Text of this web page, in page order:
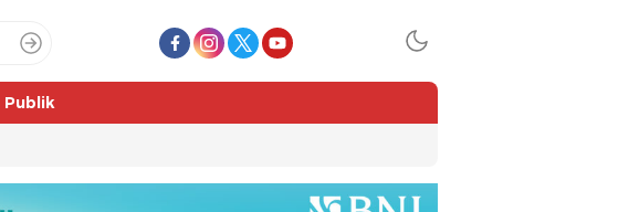
Publik